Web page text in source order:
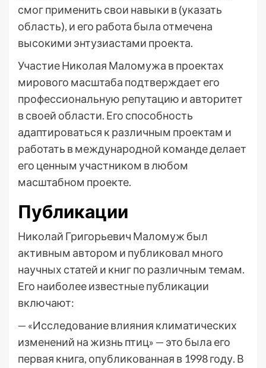
смог применить свои навыки в (указать
область), и его работа была отмечена
высокими энтузиастами проекта.
Участие Николая Маломужа в проектах
мирового масштаба подтверждает его
профессиональную репутацию и авторитет
в своей области. Его способность
адаптироваться к различным проектам и
работать в международной команде делает
его ценным участником в любом
масштабном проекте.
Публикации
Николай Григорьевич Маломуж был
активным автором и публиковал много
научных статей и книг по различным темам.
Его наиболее известные публикации
включают:
— «Исследование влияния климатических
изменений на жизнь птиц» — это была его
первая книга, опубликованная в 1998 году. В